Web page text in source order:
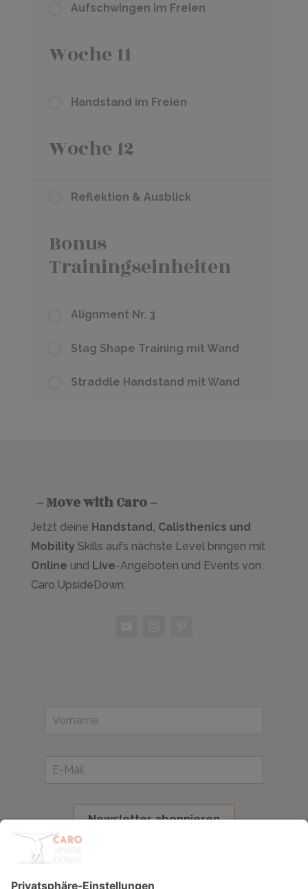
Aufschwingen im Freien
Woche 11
Handstand im Freien
Woche 12
Reflektion & Ausblick
Bonus
Trainingseinheiten
Alignment Nr. 3
Stag Shape Training mit Wand
Straddle Handstand mit Wand
– Move with Caro –
Jetzt deine Handstand, Calisthenics und
Mobility Skills aufs nächste Level bringen mit
Online und Live-Angeboten und Events von
Caro.UpsideDown.
Weitere Links